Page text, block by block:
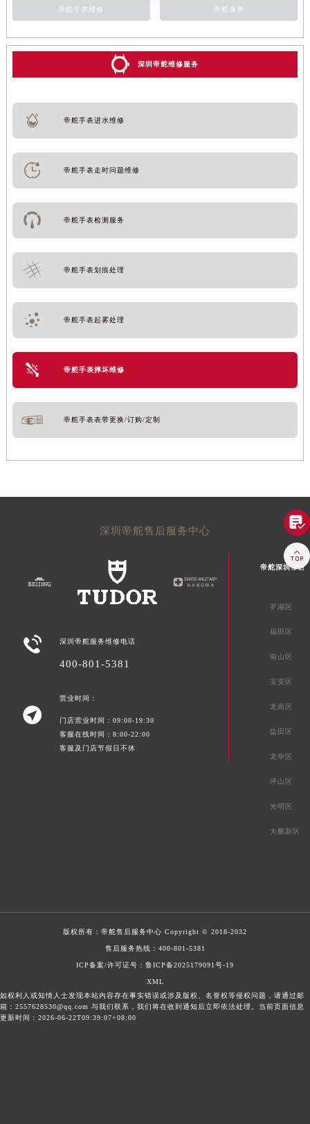
帝舵手表维修 帝舵保养
深圳帝舵维修服务
帝舵手表进水维修
帝舵手表走时问题维修
帝舵手表检测服务
帝舵手表划痕处理
帝舵手表起雾处理
帝舵手表摔坏维修
帝舵手表表带更换/订购/定制
深圳帝舵售后服务中心
 深圳帝舵服务维修电话
400-801-5381

营业时间：
门店营业时间：09:00-19:30
客服在线时间：8:00-22:00
客服及门店节假日不休
帝舵深圳市区
罗湖区
福田区
南山区
宝安区
龙岗区
盐田区
龙华区
坪山区
光明区
大鹏新区
版权所有： 帝舵售后服务中心 Copyright © 2018-2032
售后服务热线： 400-801-5381
ICP备案/许可证号：鲁ICP备2025179091号-19
XML
如权利人或知情人士发现本站内容存在事实错误或涉及版权、名誉权等侵权问题，请通过邮
箱：2557628530@qq.com 与我们联系，我们将在收到通知后立即依法处理。当前页面信息
更新时间：2026-06-22T09:39:07+08:00

